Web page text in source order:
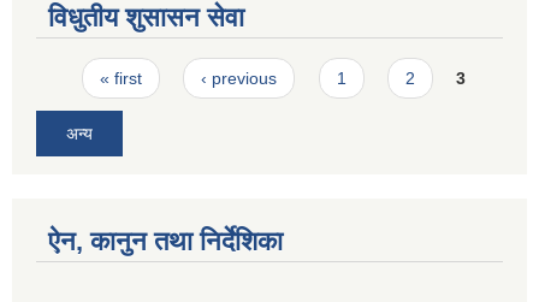
विधुतीय शुसासन सेवा
Pages
« first ‹ previous 1 2 3
अन्य
ऐन, कानुन तथा निर्देशिका